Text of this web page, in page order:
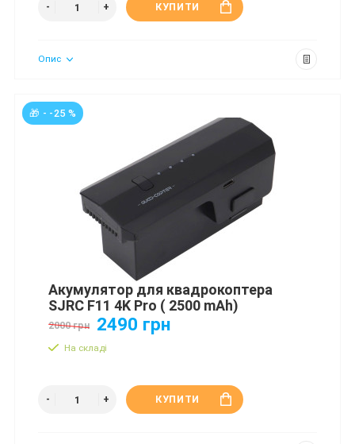
КУПИТИ
Опис
🎁 - -25 %
Акумулятор для квадрокоптера
SJRC F11 4K Pro ( 2500 mAh)
2000 грн 2490 грн
На складі
КУПИТИ